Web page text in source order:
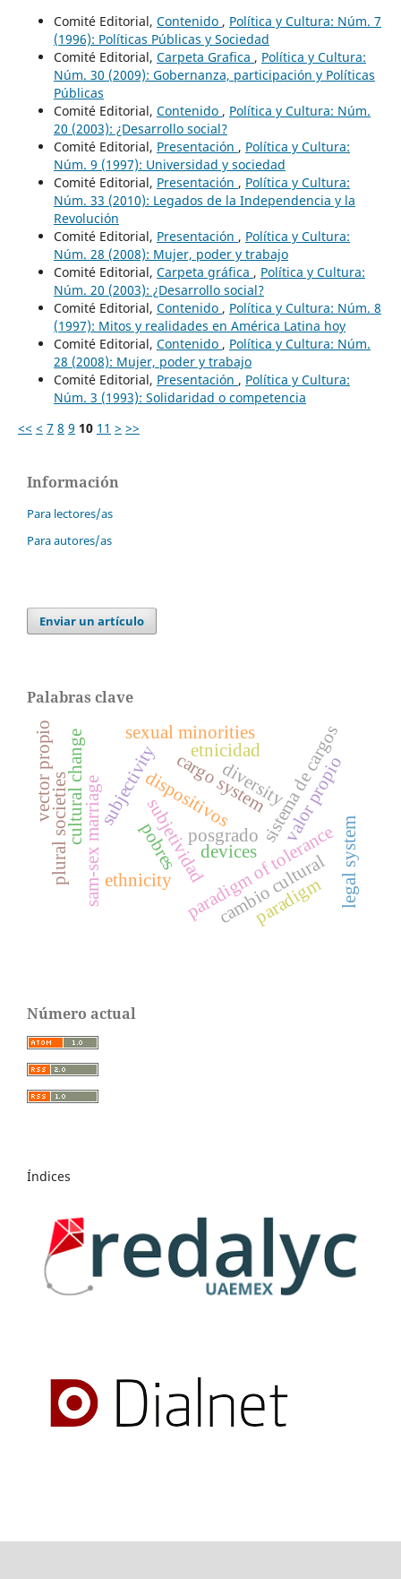
Comité Editorial, Contenido , Política y Cultura: Núm. 7
(1996): Políticas Públicas y Sociedad
Comité Editorial, Carpeta Grafica , Política y Cultura:
Núm. 30 (2009): Gobernanza, participación y Políticas
Públicas
Comité Editorial, Contenido , Política y Cultura: Núm.
20 (2003): ¿Desarrollo social?
Comité Editorial, Presentación , Política y Cultura:
Núm. 9 (1997): Universidad y sociedad
Comité Editorial, Presentación , Política y Cultura:
Núm. 33 (2010): Legados de la Independencia y la
Revolución
Comité Editorial, Presentación , Política y Cultura:
Núm. 28 (2008): Mujer, poder y trabajo
Comité Editorial, Carpeta gráfica , Política y Cultura:
Núm. 20 (2003): ¿Desarrollo social?
Comité Editorial, Contenido , Política y Cultura: Núm. 8
(1997): Mitos y realidades en América Latina hoy
Comité Editorial, Contenido , Política y Cultura: Núm.
28 (2008): Mujer, poder y trabajo
Comité Editorial, Presentación , Política y Cultura:
Núm. 3 (1993): Solidaridad o competencia
<< < 7 8 9 10 11 > >>
Información
Para lectores/as
Para autores/as
Enviar un artículo
Palabras clave
cargo system
dispositivos
pobres
subjectivity
subjetividad
sam-sex marriage paradigm of tolerance
sexual minorities
cultural change
devices
ethnicity
sistema de cargos
cambio cultural
etnicidad
legal system
paradigm
plural societies
vector propio valor propio
diversity
posgrado
Número actual
Índices